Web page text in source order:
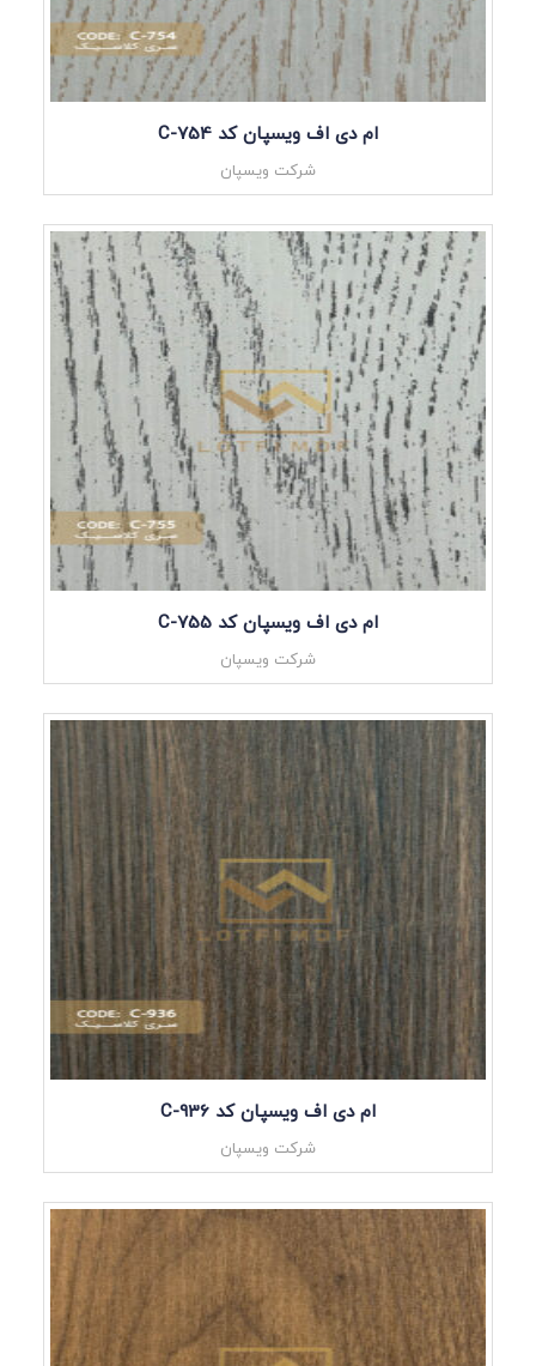
ام دی اف ویسپان کد C-754
شرکت ویسپان
ام دی اف ویسپان کد C-755
شرکت ویسپان
ام دی اف ویسپان کد C-936
شرکت ویسپان